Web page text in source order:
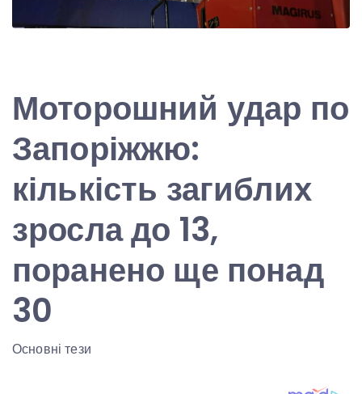
Моторошний удар по
Запоріжжю:
кількість загиблих
зросла до 13,
поранено ще понад
30
Основні тези